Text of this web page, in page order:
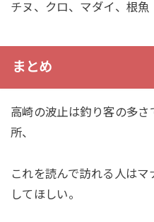
チヌ、クロ、マダイ、根魚
まとめ
高崎の波止は釣り客の多
所、
これを読んで訪れる人は
してほしい。